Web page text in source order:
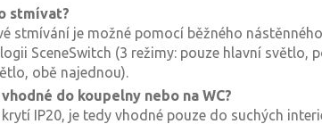
stmívat?
stmívání je možné pomocí běžného
SceneSwitch (3 režimy: pouze hlavní světlo,
obě najednou).
do koupelny nebo na WC?
IP20, je tedy vhodné pouze do suchých